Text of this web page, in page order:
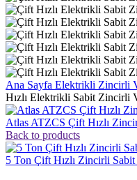
Ana Sayfa Elektrikli Zincirli
Hızlı Elektrikli Sabit Zincirli
Atlas ATZCS Çift Hızlı
Back to products
5 Ton Çift Hızlı Zincirli Sabit